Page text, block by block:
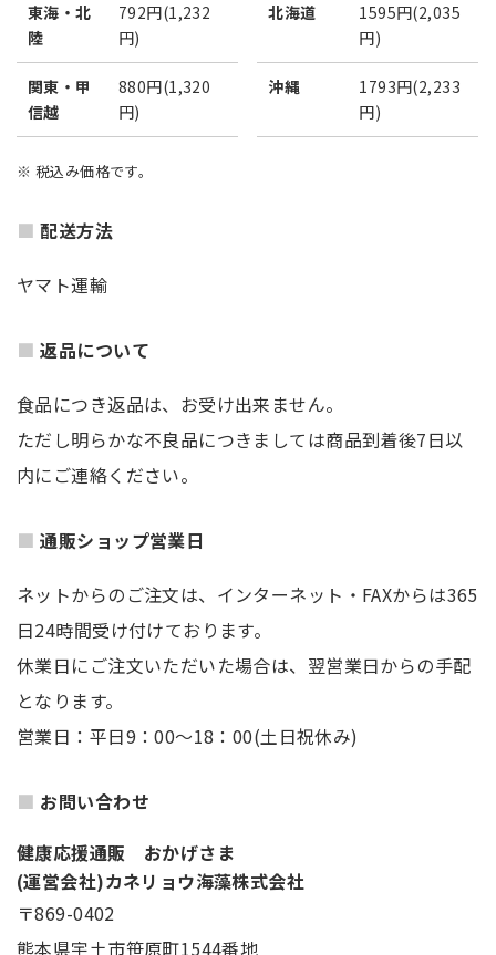
東海・北
陸
792円(1,232
円)
関東・甲
信越
880円(1,320
円)
北海道
1595円(2,035
円)
沖縄
1793円(2,233
円)
※ 税込み価格です。
配送方法
ヤマト運輸
返品について
食品につき返品は、お受け出来ません。
ただし明らかな不良品につきましては商品到着後7日以
内にご連絡ください。
通販ショップ営業日
ネットからのご注文は、インターネット・FAXからは365
日24時間受け付けております。
休業日にご注文いただいた場合は、翌営業日からの手配
となります。
営業日：平日9：00～18：00(土日祝休み)
お問い合わせ
健康応援通販 おかげさま
(運営会社)カネリョウ海藻株式会社
〒869-0402
熊本県宇土市笹原町1544番地